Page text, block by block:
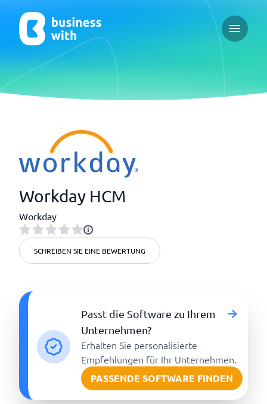
Open
Workday HCM
Workday
SCHREIBEN SIE EINE BEWERTUNG
Passt die Software zu Ihrem
Unternehmen?
Erhalten Sie personalisierte
Empfehlungen für Ihr Unternehmen.
PASSENDE SOFTWARE FINDEN